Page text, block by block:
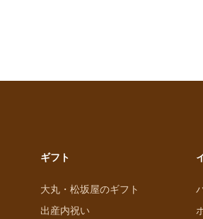
ギフト
大丸・松坂屋のギフト
出産内祝い